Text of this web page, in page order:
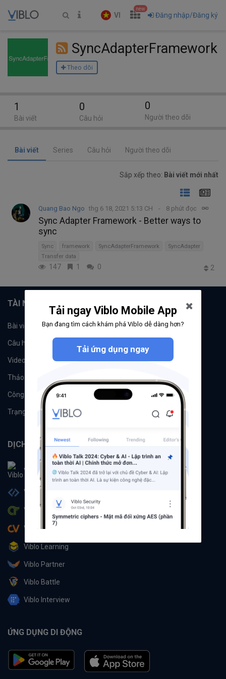
VI
new
Đăng nhập/Đăng ký
SyncAdapterFramework
Theo dõi
Bài viết Series Câu hỏi Người theo dõi
Sắp xếp theo: Bài viết mới nhất
Quang Bao Ngo thg 6 18, 2021 5:13 CH 8 phút đọc
Sync Adapter Framework - Better ways to
sync
Sync framework SyncAdapterFramework
SyncAdapter
Transfer data
147 1 0 2
1
Bài viết
0
Câu hỏi
0
Người theo dõi
TÀI NGUYÊN
Bài viết Tổ chức
Câu hỏi
Videos Tác giả
Thảo luận
Công cụ Machine Learning
Trạng thái hệ thống
DỊCH VỤ
Viblo
Viblo Code
Viblo CTF
Viblo CV
Viblo Learning
Viblo Partner
Viblo Battle
Viblo Interview
ỨNG DỤNG DI ĐỘNG
Tải ngay Viblo Mobile App
Bạn đang tìm cách khám phá Viblo dễ dàng hơn?
Tải ứng dụng ngay